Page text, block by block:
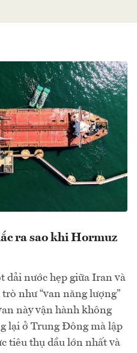
ra sao khi Hormuz
dải nước hẹp giữa Iran và
như “van năng lượng”
này vận hành không
lại ở Trung Đông mà lập
tiêu thụ dầu lớn nhất và